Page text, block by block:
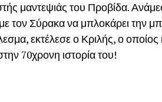
μαντεψιάς του Προβίδα.
με τον Σύρακα να μπλοκάρει την
εκτέλεσε ο Κριλής, ο
70χρονη ιστορία του!